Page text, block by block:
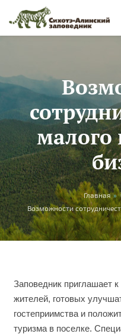
Перейти к основному
малого
Вы здесьГлавная »
Возможности
Заповедник приглашает
жителей, готовых
гостеприимства и
туризма в поселке.